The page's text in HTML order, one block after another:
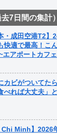
7日間の集計）
・成田空港T2
快適で最高！こ
エアポートカフ
カビがついてた
べれば大丈夫」
Chi Minh】2026